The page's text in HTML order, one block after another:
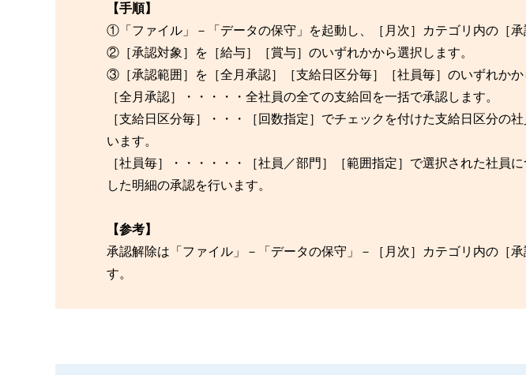
【手順】
①「ファイル」－「データの保守」を起動し、［月次］カテゴリ内の［承
②［承認対象］を［給与］［賞与］のいずれかから選択します。
③［承認範囲］を［全月承認］［支給日区分毎］［社員毎］のいずれかか
［全月承認］・・・・・全社員の全ての支給回を一括で承認します。
［支給日区分毎］・・・［回数指定］でチェックを付けた支給日区分の
います。
［社員毎］・・・・・・［社員／部門］［範囲指定］で選択された社員
した明細の承認を行います。
【参考】
承認解除は「ファイル」－「データの保守」－［月次］カテゴリ内の［
す。